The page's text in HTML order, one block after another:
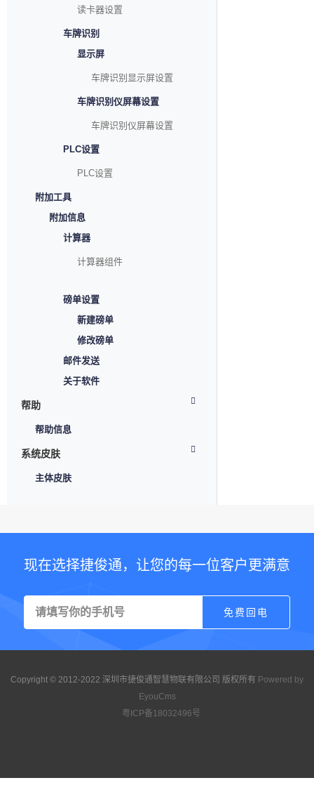
读卡器设置
车牌识别
显示屏
车牌识别显示屏设置
车牌识别仪屏幕设置
车牌识别仪屏幕设置
PLC设置
PLC设置
附加工具
附加信息
计算器
计算器组件
磅单设置
新建磅单
修改磅单
邮件发送
关于软件
帮助
帮助信息
系统皮肤
主体皮肤
现在选择捷俊通，让您的每一位客户更满意
Copyright © 2012-2022 深圳市捷俊通智慧物联有限公司 版权所有 Powered by
EyouCms
粤ICP备18032496号